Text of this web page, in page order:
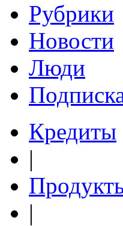
Рубрики
Новости
Люди
Кредиты
|
|